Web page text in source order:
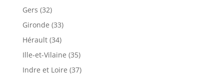
Gers (32)
Gironde (33)
Hérault (34)
Ille-et-Vilaine (35)
Indre et Loire (37)